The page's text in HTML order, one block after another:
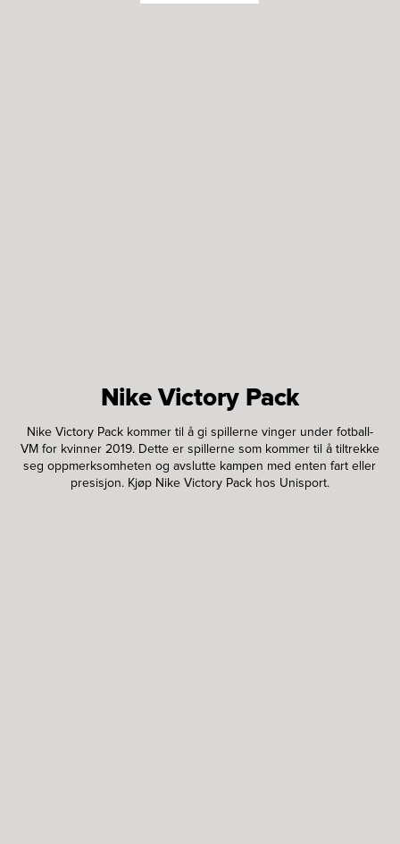
Nike Victory Pack
Nike Victory Pack kommer til å gi spillerne vinger under fotball-
VM for kvinner 2019. Dette er spillerne som kommer til å tiltrekke
seg oppmerksomheten og avslutte kampen med enten fart eller
presisjon. Kjøp Nike Victory Pack hos Unisport.